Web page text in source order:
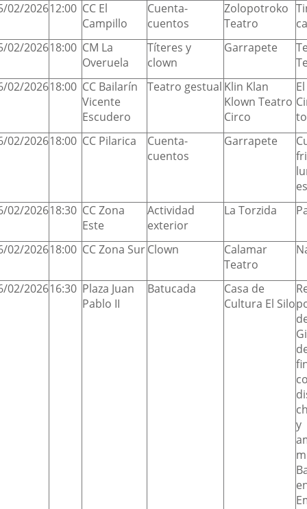
02/202612:00 CC El
Campillo
Cuenta-
cuentos
Zolopotroko
Teatro
02/202618:00 CM La
Overuela
Títeres y
clown
Garrapete
02/202618:00 CC Bailarín
Vicente
Escudero
Teatro gestual Klin Klan
Klown Teatro
Circo
02/202618:00 CC Pilarica
Cuenta-
cuentos
Garrapete
02/202618:30 CC Zona
Este
Actividad
exterior
La Torzida
02/202618:00 CC Zona SurClown
Calamar
Teatro
02/202616:30 Plaza Juan
Pablo II
Batucada
Casa de
Cultura El Silo
y